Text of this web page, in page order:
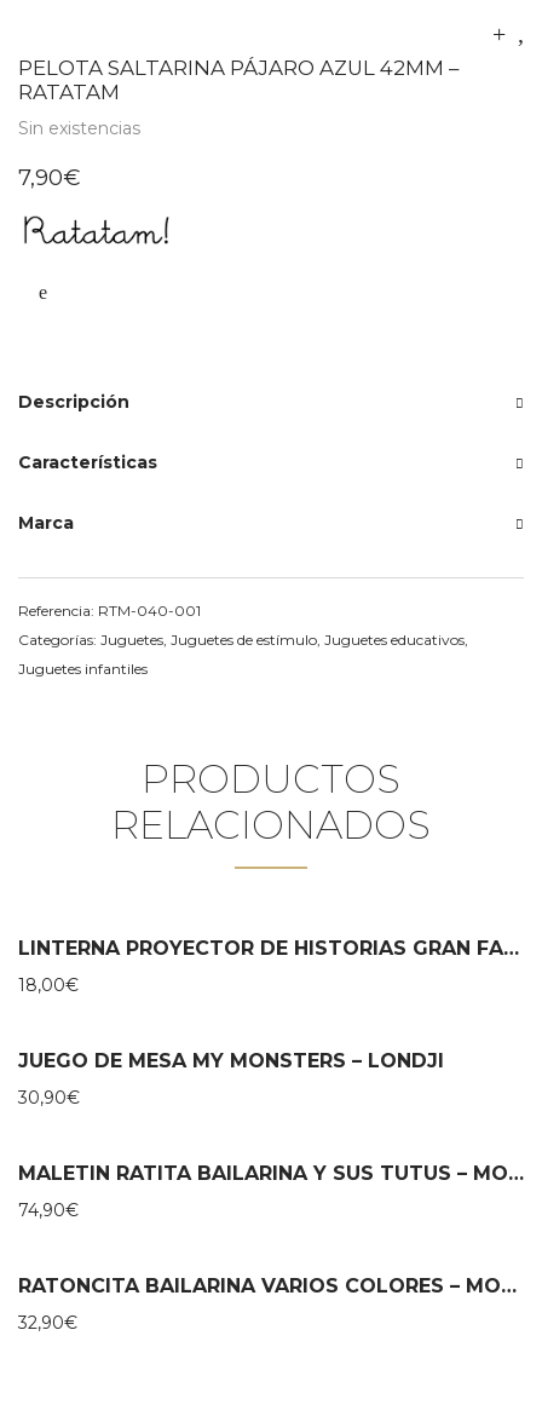
PELOTA SALTARINA PÁJARO AZUL 42MM –
RATATAM
Sin existencias
7,90€
Descripción
Características
Marca
Referencia: RTM-040-001
Categorías: Juguetes Juguetes de estímulo Juguetes educativos
Juguetes infantiles
PRODUCTOS
RELACIONADOS
LINTERNA PROYECTOR DE HISTORIAS GRAN FAMILIA – MOULIN ROTY
18,00€
JUEGO DE MESA MY MONSTERS – LONDJI
30,90€
MALETIN RATITA BAILARINA Y SUS TUTUS – MOULIN ROTY
74,90€
RATONCITA BAILARINA VARIOS COLORES – MOULIN ROTY
32,90€